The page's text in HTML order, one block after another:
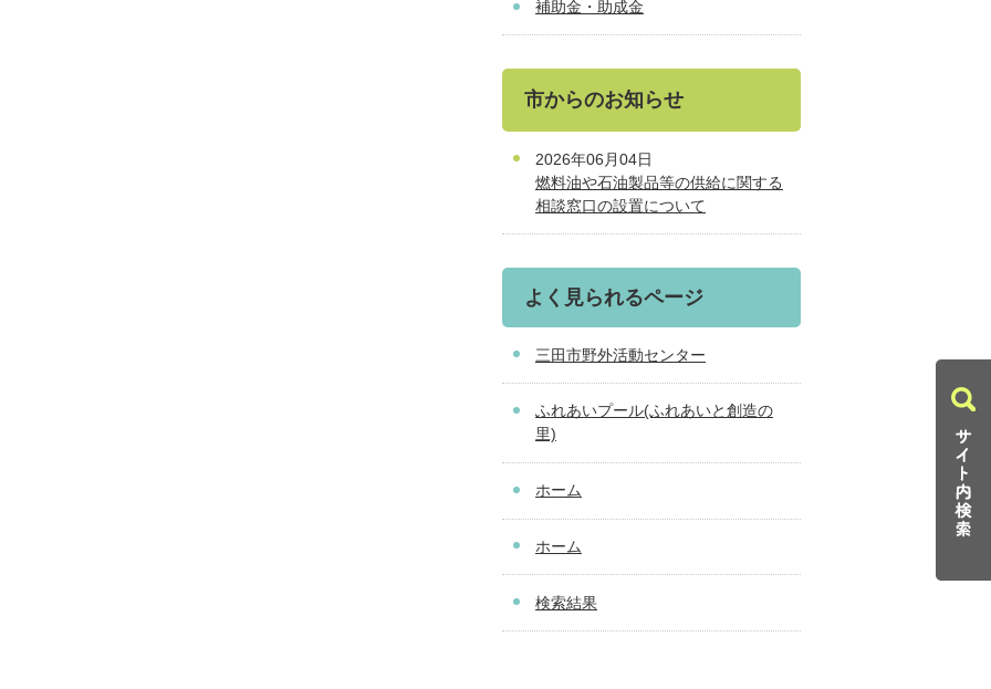
補助金・助成金
市からのお知らせ
2026年06月04日
燃料油や石油製品等の供給に関する
相談窓口の設置について
よく見られるページ
三田市野外活動センター
ふれあいプール(ふれあいと創造の
里)
ホーム
ホーム
検索結果